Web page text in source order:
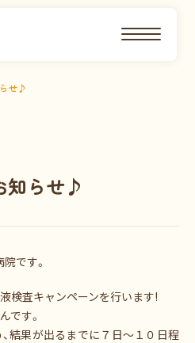
せ♪
知らせ♪
です。
検査キャンペーンを行います!
です。
結果が出るまでに７日～１０日程